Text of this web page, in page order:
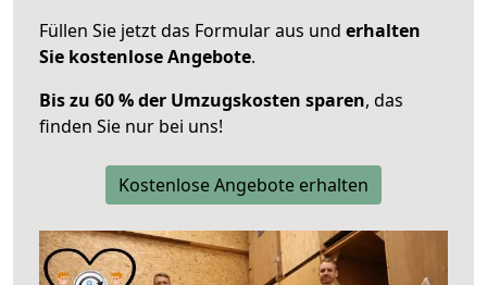
Füllen Sie jetzt das Formular aus und erhalten
Sie kostenlose Angebote.
Bis zu 60 % der Umzugskosten sparen, das
finden Sie nur bei uns!
Kostenlose Angebote erhalten